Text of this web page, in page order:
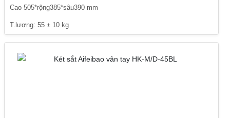
Cao 505*rộng385*sâu390 mm
T.lượng: 55 ± 10 kg